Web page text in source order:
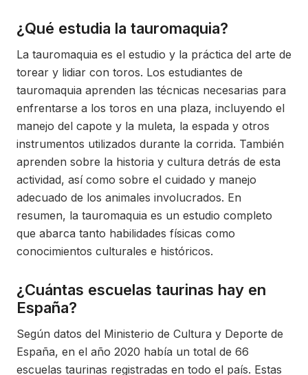
¿Qué estudia la tauromaquia?
La tauromaquia es el estudio y la práctica del arte de
torear y lidiar con toros. Los estudiantes de
tauromaquia aprenden las técnicas necesarias para
enfrentarse a los toros en una plaza, incluyendo el
manejo del capote y la muleta, la espada y otros
instrumentos utilizados durante la corrida. También
aprenden sobre la historia y cultura detrás de esta
actividad, así como sobre el cuidado y manejo
adecuado de los animales involucrados. En
resumen, la tauromaquia es un estudio completo
que abarca tanto habilidades físicas como
conocimientos culturales e históricos.
¿Cuántas escuelas taurinas hay en
España?
Según datos del Ministerio de Cultura y Deporte de
España, en el año 2020 había un total de 66
escuelas taurinas registradas en todo el país. Estas